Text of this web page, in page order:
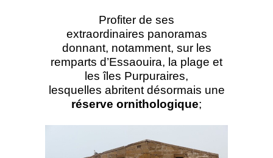
Profiter de ses
extraordinaires panoramas
donnant, notamment, sur les
remparts d’Essaouira, la plage et
les îles Purpuraires,
lesquelles abritent désormais une
réserve ornithologique;